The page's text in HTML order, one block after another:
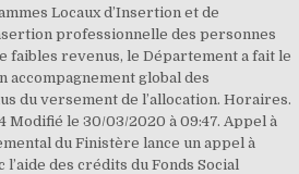
Locaux d’Insertion et de
professionnelle des personnes
faibles revenus, le Département a fait le
accompagnement global des
du versement de l’allocation. Horaires.
Modifié le 30/03/2020 à 09:47. Appel à
du Finistère lance un appel à
des crédits du Fonds Social